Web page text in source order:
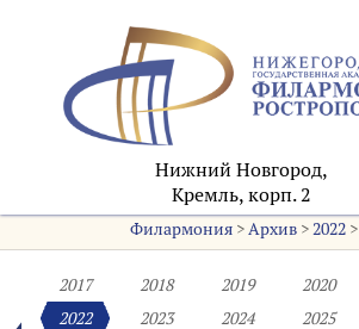
Нижний Новгород,
Кремль, корп. 2
Филармония>Архив>2022>
2017 2018 2019 2020
2022
2023 2024 2025